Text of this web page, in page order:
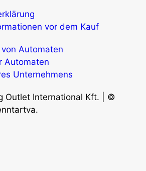
vor dem Kauf
Automaten
Automaten
Unternehmens
Outlet International Kft. | ©